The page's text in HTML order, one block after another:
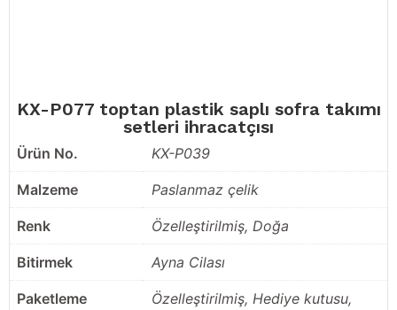
KX-P077 toptan plastik saplı sofra takımı
setleri ihracatçısı
Ürün No. KX-P039
Malzeme Paslanmaz çelik
Renk Özelleştirilmiş, Doğa
Bitirmek Ayna Cilası
Paketleme
Özelleştirilmiş, Hediye kutusu,